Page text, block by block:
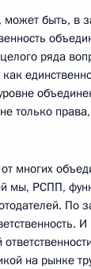
быть, в
ряда
только
многих
мы, РСПП,
По
на рынке